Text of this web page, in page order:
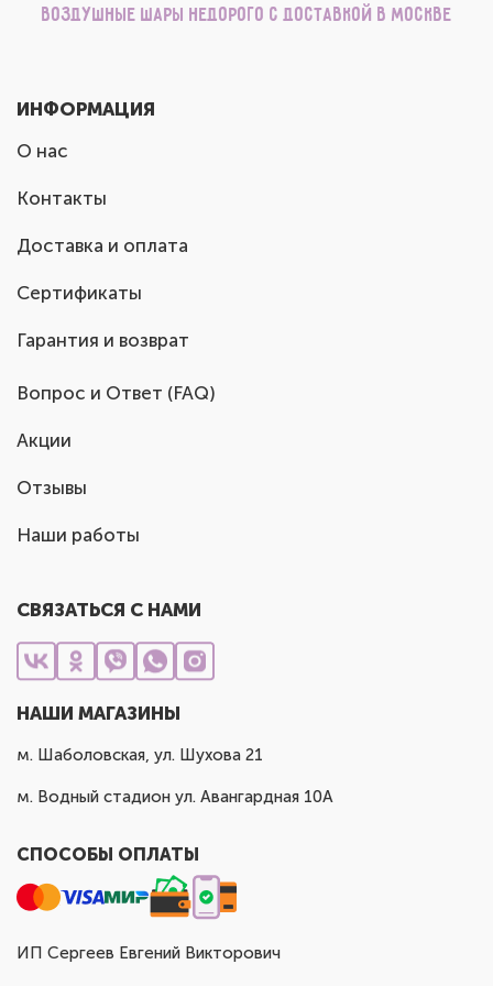
Воздушные шары недорого с доставкой в Москве
ИНФОРМАЦИЯ
О нас
Контакты
Доставка и оплата
Сертификаты
Гарантия и возврат
Вопрос и Ответ (FAQ)
Акции
Отзывы
Наши работы
СВЯЗАТЬСЯ С НАМИ
НАШИ МАГАЗИНЫ
м. Шаболовская, ул. Шухова 21
м. Водный стадион ул. Авангардная 10А
СПОСОБЫ ОПЛАТЫ
ИП Сергеев Евгений Викторович